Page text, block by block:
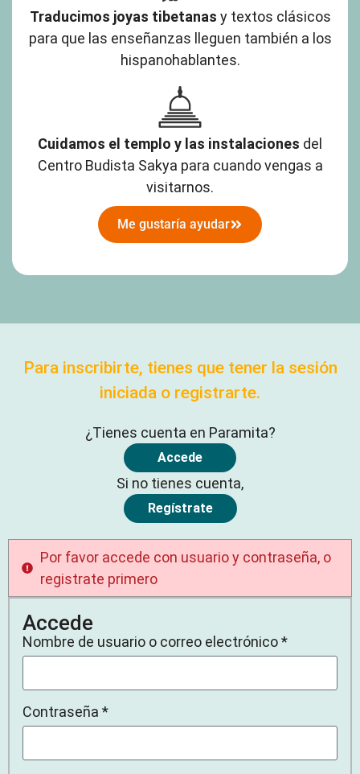
Traducimos joyas tibetanas y textos clásicos
para que las enseñanzas lleguen también a los
hispanohablantes.
Cuidamos el templo y las instalaciones del
Centro Budista Sakya para cuando vengas a
visitarnos.
Me gustaría ayudar
Para inscribirte, tienes que tener la sesión
iniciada o registrarte.
¿Tienes cuenta en Paramita?
Accede
Si no tienes cuenta,
Regístrate
Por favor accede con usuario y contraseña, o
registrate primero
Accede
Nombre de usuario o correo electrónico *
Contraseña *